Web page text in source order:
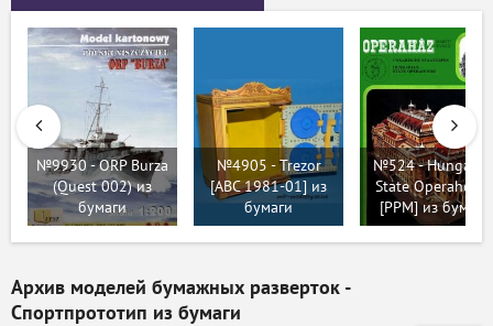
№9930 - ORP Burza
(Quest 002) из
бумаги
№4905 - Trezor
[ABC 1981-01] из
бумаги
№524 -
State
[PPM] из бумаги
Архив моделей бумажных разверток -
Спортпрототип из бумаги